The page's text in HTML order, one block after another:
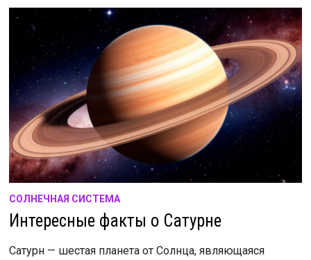
СОЛНЕЧНАЯ СИСТЕМА
Интересные факты о Сатурне
Сатурн — шестая планета от Солнца, являющаяся